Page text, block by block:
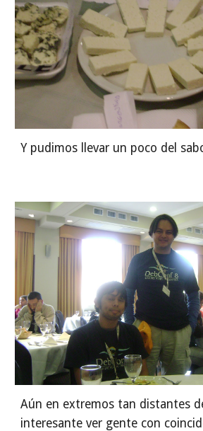
Y pudimos llevar un poco del
Aún en extremos tan distantes
interesante ver gente con